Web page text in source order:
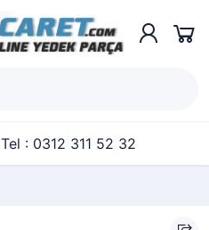
Tel : 0312 311 52 32